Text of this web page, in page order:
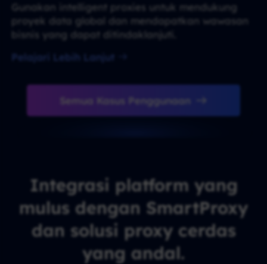
Gunakan intelligent proxies untuk mendukung
proyek data global dan mendapatkan wawasan
bisnis yang dapat ditindaklanjuti.
Pelajari Lebih Lanjut
Semua Kasus Penggunaan
Integrasi platform yang
mulus dengan SmartProxy
dan solusi proxy cerdas
yang andal.